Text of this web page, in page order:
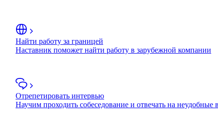
Найти работу за границей
Наставник поможет найти работу в зарубежной компании
Отрепетировать интервью
Научим проходить собеседование и отвечать на неудобные